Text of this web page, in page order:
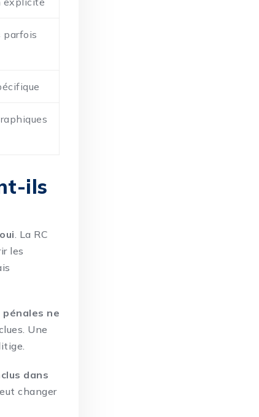
parfois
ils
oui. La RC
les
pénales ne
Une
dans
changer